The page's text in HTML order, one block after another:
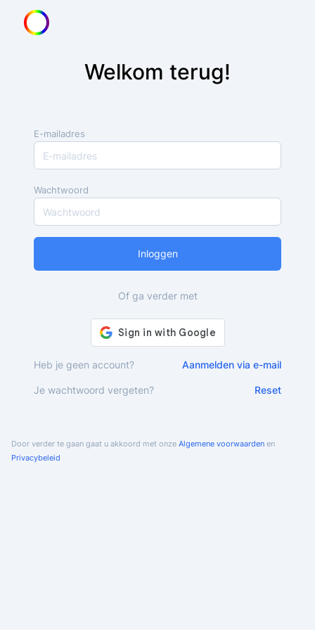
Welkom terug!
E-mailadres
Wachtwoord
Inloggen
Of ga verder met
Heb je geen account? Aanmelden via e-mail
Je wachtwoord vergeten? Reset
Door verder te gaan gaat u akkoord met onze Algemene voorwaarden en
Privacybeleid